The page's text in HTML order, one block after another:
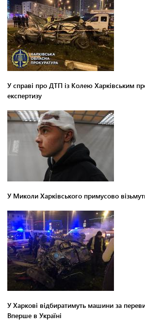
У справі про ДТП із Колею Харківським
експертизу
У Миколи Харківського примусово
У Харкові відбиратимуть машини за
Вперше в Україні